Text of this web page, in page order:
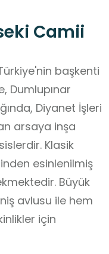
Camii
başkenti
Dumlupınar
Diyanet İşleri
arsaya inşa
Klasik
esinlenilmiş
Büyük
avlusu ile hem
için